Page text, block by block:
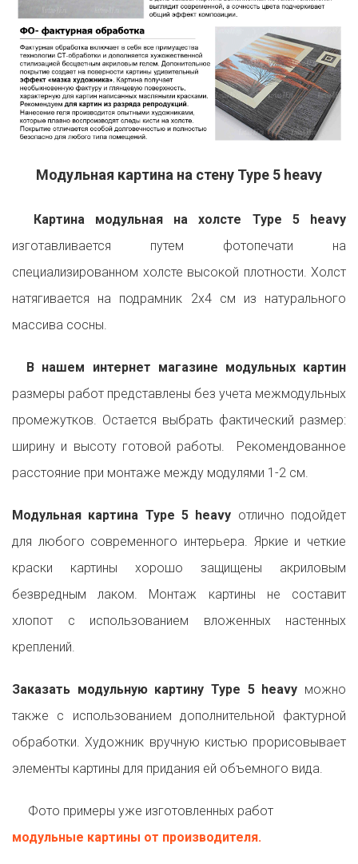
Модульная картина на стену Type 5 heavy
Картина модульная на холсте Type 5 heavy
изготавливается путем фотопечати на
специализированном холсте высокой плотности. Холст
натягивается на подрамник 2х4 см из натурального
массива сосны.
В нашем интернет магазине модульных картин
размеры работ представлены без учета межмодульных
промежутков. Остается выбрать фактический размер:
ширину и высоту готовой работы. Рекомендованное
расстояние при монтаже между модулями 1-2 см.
Модульная картина Type 5 heavy отлично подойдет
для любого современного интерьера. Яркие и четкие
краски картины хорошо защищены акриловым
безвредным лаком. Монтаж картины не составит
хлопот с использованием вложенных настенных
креплений.
Заказать модульную картину Type 5 heavy можно
также с использованием дополнительной фактурной
обработки. Художник вручную кистью прорисовывает
элементы картины для придания ей объемного вида.
Фото примеры уже изготовленных работ
модульные картины от производителя.